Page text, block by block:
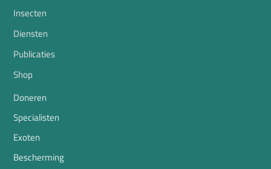
Insecten
Diensten
Publicaties
Shop
Doneren
Specialisten
Exoten
Bescherming